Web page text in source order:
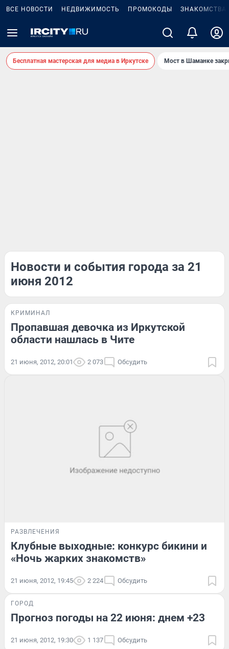
ВСЕ НОВОСТИ НЕДВИЖИМОСТЬ ПРОМОКОДЫ ЗНАКОМСТВА
Бесплатная мастерская для медиа в Иркутске Мост в Шаманке
Новости и события города за 21
июня 2012
КРИМИНАЛ
Пропавшая девочка из Иркутской
области нашлась в Чите
21 июня, 2012, 20:01 2 073 Обсудить
РАЗВЛЕЧЕНИЯ
Клубные выходные: конкурс бикини и
«Ночь жарких знакомств»
21 июня, 2012, 19:45 2 224 Обсудить
ГОРОД
Прогноз погоды на 22 июня: днем +23
21 июня, 2012, 19:30 1 137 Обсудить